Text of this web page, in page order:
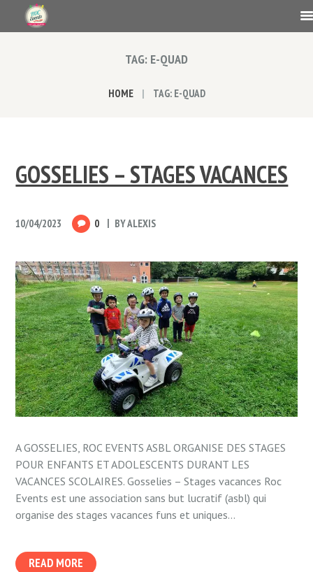
TAG: E-QUAD
HOME TAG: E-QUAD
GOSSELIES – STAGES VACANCES
10/04/2023 0 BYALEXIS
A GOSSELIES, ROC EVENTS ASBL ORGANISE DES STAGES
POUR ENFANTS ET ADOLESCENTS DURANT LES
VACANCES SCOLAIRES. Gosselies – Stages vacances Roc
Events est une association sans but lucratif (asbl) qui
organise des stages vacances funs et uniques...
READ MORE